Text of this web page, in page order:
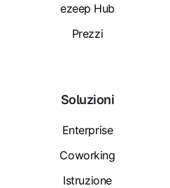
ezeep Hub
Prezzi
Soluzioni
Enterprise
Coworking
Istruzione